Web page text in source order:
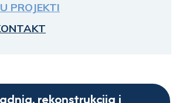
PROJEKTI
rekonstrukcija i